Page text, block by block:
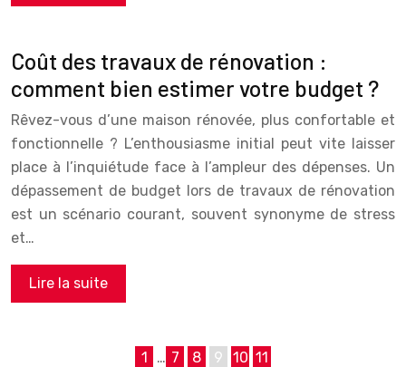
Coût des travaux de rénovation :
comment bien estimer votre budget ?
Rêvez-vous d’une maison rénovée, plus confortable et
fonctionnelle ? L’enthousiasme initial peut vite laisser
place à l’inquiétude face à l’ampleur des dépenses. Un
dépassement de budget lors de travaux de rénovation
est un scénario courant, souvent synonyme de stress
et…
Lire la suite
1 … 7 8 9 10 11